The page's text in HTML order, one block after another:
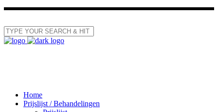
Home
Prijslijst / Behandelingen